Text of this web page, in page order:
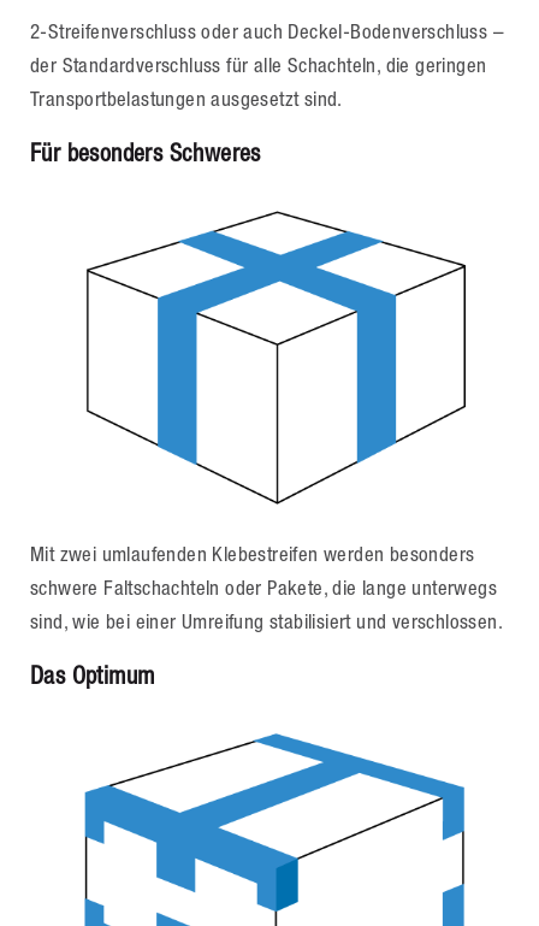
2-Streifenverschluss oder auch Deckel-Bodenverschluss –
der Standardverschluss für alle Schachteln, die geringen
Transportbelastungen ausgesetzt sind.
Für besonders Schweres
Mit zwei umlaufenden Klebestreifen werden besonders
schwere Faltschachteln oder Pakete, die lange unterwegs
sind, wie bei einer Umreifung stabilisiert und verschlossen.
Das Optimum